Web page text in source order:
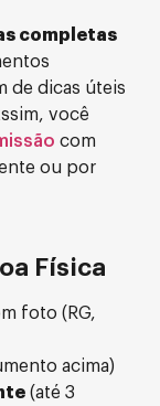
completas
de dicas úteis
você
com
ou por
Física
foto (RG,
acima)
(até 3